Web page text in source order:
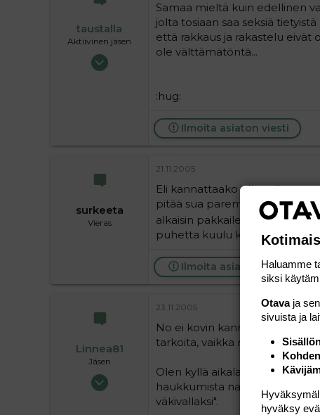
taustalla
Aktiivinen jäsen
19.05.2004
Samaa mieltä kuin edellinen
jolta tosiaan saa seksiä
että rakkaus ja rakastelu eivät
ole välttämätöntä...
:hug:
Ilmoita asiaton viesti
surkeeta
Vieras
21.11.2005
Eli kannattaako olla sellasen
pitää sua paremmalla
alkaisin pakkailemaan...harmi
puhetta kuulu kestää
Ilmoita asiaton viesti
Linnea81
Jäsen
01.07.2004
23.11.2005
No ei kovin kannustavaa
tarkoita, vaikka niin
Olen kyllä aikalailla kypsä jo,
haukkumista naisen
väkivallaksi".
Haluamme
siksi
Otavaja sen
sivuista ja
hyväksy